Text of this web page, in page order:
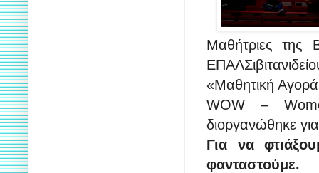
Μαθήτριες της
«Μαθητική
WOW –
διοργανώθηκε
Για να
φανταστούμε.